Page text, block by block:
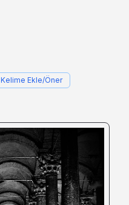
Kelime Ekle/Öner